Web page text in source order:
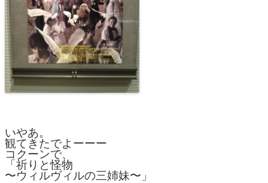
いやあ。
観てきたでよーーー
コクーンで、
「祈りと怪物
〜ウィルヴィルの三姉妹〜」